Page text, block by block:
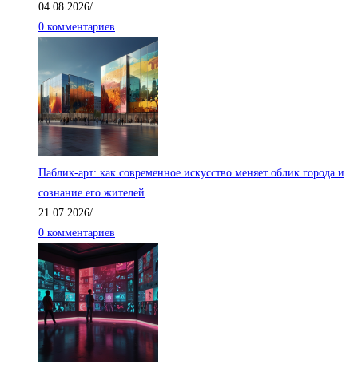
04.08.2026/
0 комментариев
Паблик-арт: как современное искусство меняет облик города и
сознание его жителей
21.07.2026/
0 комментариев